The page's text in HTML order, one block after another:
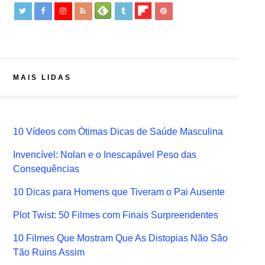
MAIS LIDAS
10 Vídeos com Ótimas Dicas de Saúde Masculina
Invencível: Nolan e o Inescapável Peso das
Consequências
10 Dicas para Homens que Tiveram o Pai Ausente
Plot Twist: 50 Filmes com Finais Surpreendentes
10 Filmes Que Mostram Que As Distopias Não São
Tão Ruins Assim